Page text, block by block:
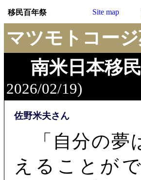
移民百年祭 Site map
マツモトコー
南米日本移
2026/02/19)
佐野米夫さん
「自分の夢
えることが